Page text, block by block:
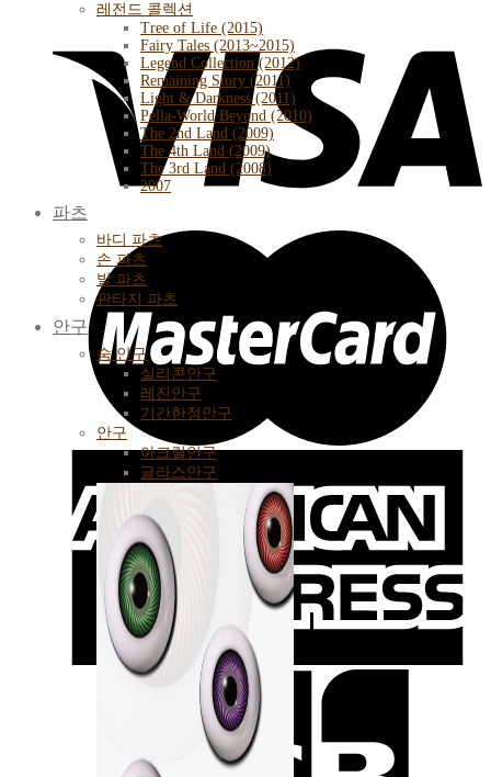
레전드 콜렉션
Tree of Life (2015)
Fairy Tales (2013~2015)
Legend Collection (2012)
Remaining Story (2011)
Light & Darkness (2011)
Pella-World Beyond (2010)
The 2nd Land (2009)
The 4th Land (2009)
The 3rd Land (2008)
2007
파츠
바디 파츠
손 파츠
발 파츠
판타지 파츠
안구
숨 안구
실리콘안구
레진안구
기간한정안구
안구
아크릴안구
글라스안구